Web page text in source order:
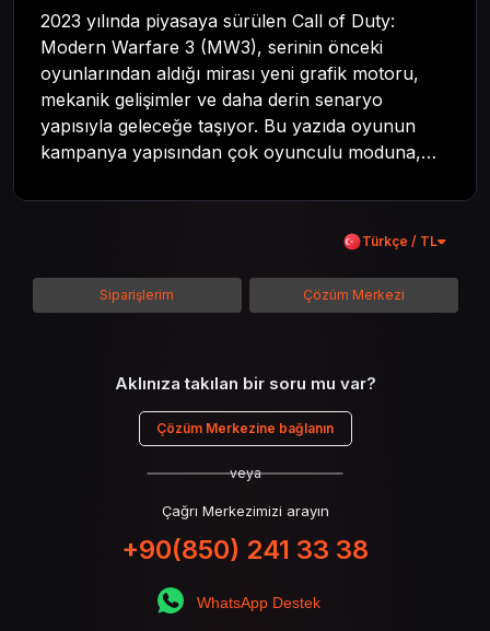
2023 yılında piyasaya sürülen Call of Duty:
Modern Warfare 3 (MW3), serinin önceki
oyunlarından aldığı mirası yeni grafik motoru,
mekanik gelişimler ve daha derin senaryo
yapısıyla geleceğe taşıyor. Bu yazıda oyunun
kampanya yapısından çok oyunculu moduna,
kadar her şeyi kapsamaya çalışacaktır. Tüm
içeriği boyunca Call of Duty evreninin
detaylarına inilecek ve steam hediye kartı
kullanımının avantajlarından da bahsedilecektir.
Türkçe / TL
Siparişlerim Çözüm Merkezi
Aklınıza takılan bir soru mu var?
Çözüm Merkezine bağlanın
veya
Çağrı Merkezimizi arayın
+90(850) 241 33 38
WhatsApp Destek